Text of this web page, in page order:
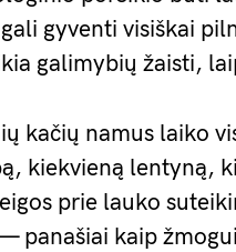
gyventi visiškai
galimybių žaisti,
kačių namus laiko
kiekvieną lentyną,
prie lauko
panašiai kaip